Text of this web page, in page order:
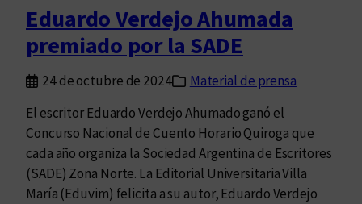
Eduardo Verdejo Ahumada
premiado por la SADE
24 de octubre de 2024
Material de prensa
El escritor Eduardo Verdejo Ahumado ganó el
Concurso Nacional de Cuento Horario Quiroga que
cada año organiza la Sociedad Argentina de Escritores
(SADE) Zona Norte. La Editorial Universitaria Villa
María (Eduvim) felicita a su autor, Eduardo Verdejo